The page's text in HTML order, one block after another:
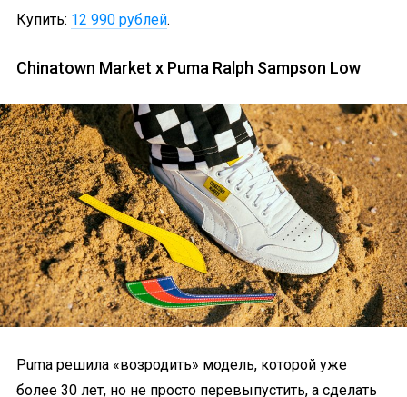
Купить: 12 990 рублей.
Chinatown Market x Puma Ralph Sampson Low
Puma решила «возродить» модель, которой уже
более 30 лет, но не просто перевыпустить, а сделать